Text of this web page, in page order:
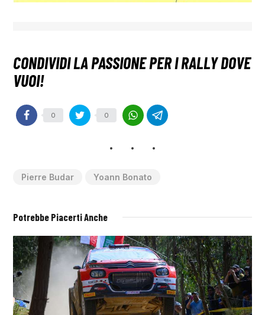
0 0
Pierre Budar Yoann Bonato
Potrebbe Piacerti Anche